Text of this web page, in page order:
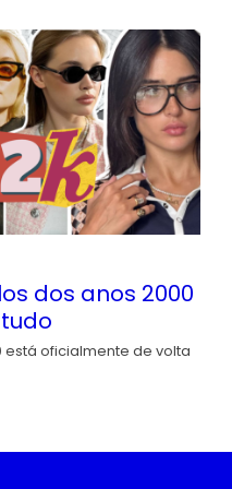
dos anos 2000
está oficialmente de volta